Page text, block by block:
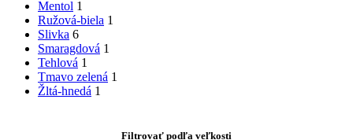
Mentol 1
Ružová-biela 1
Slivka 6
Smaragdová 1
Tehlová 1
Tmavo zelená 1
Žltá-hnedá 1
Filtrovať podľa veľkosti